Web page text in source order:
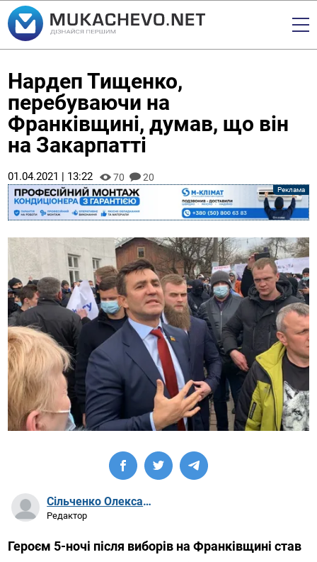
Нардеп Тищенко,
перебуваючи на
Франківщині, думав, що він
на Закарпатті
01.04.2021 | 13:22 70 20
Сільченко Олександр Артурович
Редактор
Героєм 5-ночі після виборів на Франківщині став